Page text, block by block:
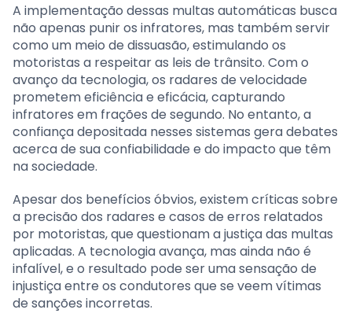
A implementação dessas multas automáticas busca
não apenas punir os infratores, mas também servir
como um meio de dissuasão, estimulando os
motoristas a respeitar as leis de trânsito. Com o
avanço da tecnologia, os radares de velocidade
prometem eficiência e eficácia, capturando
infratores em frações de segundo. No entanto, a
confiança depositada nesses sistemas gera debates
acerca de sua confiabilidade e do impacto que têm
na sociedade.
Apesar dos benefícios óbvios, existem críticas sobre
a precisão dos radares e casos de erros relatados
por motoristas, que questionam a justiça das multas
aplicadas. A tecnologia avança, mas ainda não é
infalível, e o resultado pode ser uma sensação de
injustiça entre os condutores que se veem vítimas
de sanções incorretas.